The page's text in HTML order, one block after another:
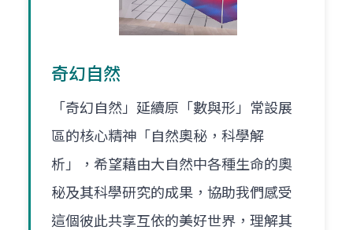
奇幻自然
「奇幻自然」延續原「數與形」常設展
區的核心精神「自然奧秘，科學解
析」，希望藉由大自然中各種生命的奧
秘及其科學研究的成果，協助我們感受
這個彼此共享互依的美好世界，理解其